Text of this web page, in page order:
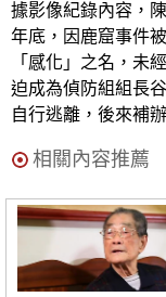
據影像紀錄內容，
年底，因鹿窟事件
「感化」之名，未
迫成為偵防組組長
自行逃離，後來補
相關內容推薦